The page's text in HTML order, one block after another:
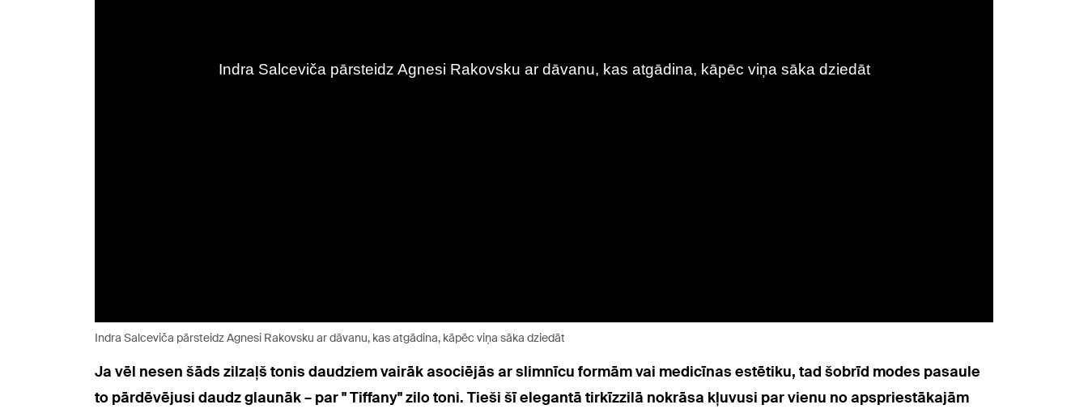
Indra Salceviča pārsteidz Agnesi Rakovsku ar dāvanu, kas atgādina, kāpēc viņa sāka dziedāt
Ja vēl nesen šāds zilzaļš tonis daudziem vairāk asociējās ar slimnīcu formām vai medicīnas estētiku, tad šobrīd modes pasaule
to pārdēvējusi daudz glaunāk – par " Tiffany" zilo toni. Tieši šī elegantā tirkīzzilā nokrāsa kļuvusi par vienu no apspriestākajām